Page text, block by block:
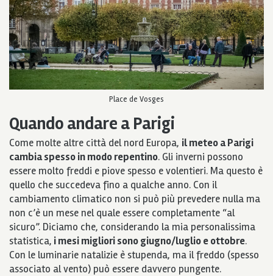
Place de Vosges
Quando andare a Parigi
Come molte altre città del nord Europa, il meteo a Parigi
cambia spesso in modo repentino. Gli inverni possono
essere molto freddi e piove spesso e volentieri. Ma questo è
quello che succedeva fino a qualche anno. Con il
cambiamento climatico non si può più prevedere nulla ma
non c’è un mese nel quale essere completamente “al
sicuro”. Diciamo che, considerando la mia personalissima
statistica, i mesi migliori sono giugno/luglio e ottobre.
Con le luminarie natalizie è stupenda, ma il freddo (spesso
associato al vento) può essere davvero pungente.